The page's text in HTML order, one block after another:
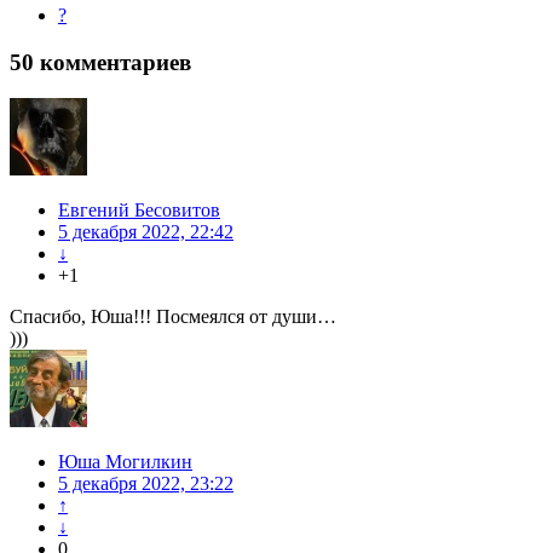
?
50 комментариев
Евгений Бесовитов
5 декабря 2022, 22:42
↓
+1
Спасибо, Юша!!! Посмеялся от души…
)))
Юша Могилкин
5 декабря 2022, 23:22
↑
↓